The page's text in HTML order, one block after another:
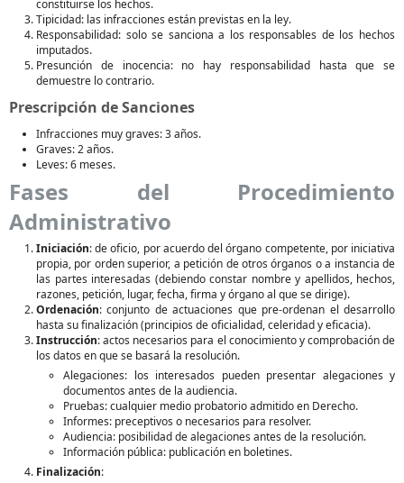
constituirse los hechos.
Tipicidad: las infracciones están previstas en la ley.
Responsabilidad: solo se sanciona a los responsables de los hechos
imputados.
Presunción de inocencia: no hay responsabilidad hasta que se
demuestre lo contrario.
Prescripción de Sanciones
Infracciones muy graves: 3 años.
Graves: 2 años.
Leves: 6 meses.
Fases del Procedimiento
Administrativo
Iniciación: de oficio, por acuerdo del órgano competente, por iniciativa
propia, por orden superior, a petición de otros órganos o a instancia de
las partes interesadas (debiendo constar nombre y apellidos, hechos,
razones, petición, lugar, fecha, firma y órgano al que se dirige).
Ordenación: conjunto de actuaciones que pre-ordenan el desarrollo
hasta su finalización (principios de oficialidad, celeridad y eficacia).
Instrucción: actos necesarios para el conocimiento y comprobación de
los datos en que se basará la resolución.
Alegaciones: los interesados pueden presentar alegaciones y
documentos antes de la audiencia.
Pruebas: cualquier medio probatorio admitido en Derecho.
Informes: preceptivos o necesarios para resolver.
Audiencia: posibilidad de alegaciones antes de la resolución.
Información pública: publicación en boletines.
Finalización: